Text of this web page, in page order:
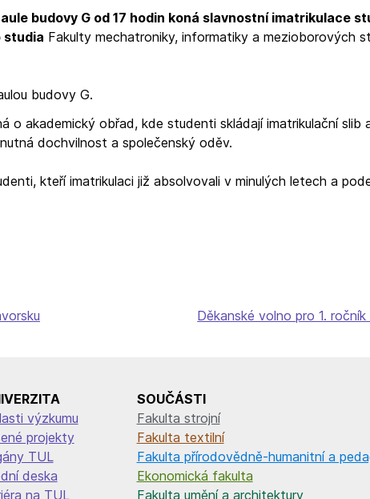
budovy G od 17 hodin koná slavnostní imatrikulace
studia Fakulty mechatroniky, informatiky a mezioborových
budovy G.
o akademický obřad, kde studenti skládají imatrikulační slib
dochvilnost a společenský oděv.
kteří imatrikulaci již absolvovali v minulých letech a
Děkanské volno pro 1.
výzkumu
projekty
TUL
deska
na TUL
SOUČÁSTI
Fakulta strojní
Fakulta textilní
Fakulta přírodovědně-humanitní a
Ekonomická fakulta
Fakulta umění a architektury